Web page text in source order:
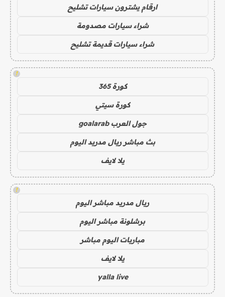
ارقام يشترون سيارات تشليح
شراء سيارات مصدومة
شراء سيارات قديمة تشليح
!
كورة 365
كورة سيتي
جول العرب goalarab
بث مباشر ريال مدريد اليوم
يلا لايف
!
ريال مدريد مباشر اليوم
برشلونة مباشر اليوم
مباريات اليوم مباشر
يلا لايف
yalla live